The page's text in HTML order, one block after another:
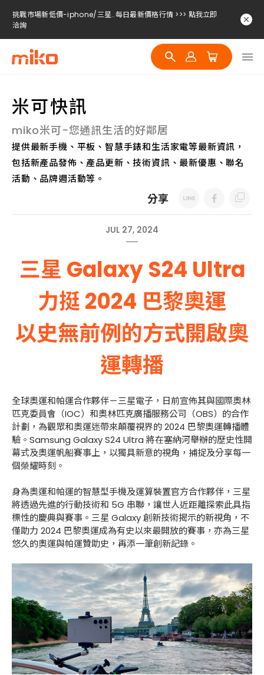
挑戰市場新低價-iphone/三星..每日最新價格行情 >>> 點我立即
洽詢
挑戰市場新低價-iphone/三星..每日最新價格行情 >>> 點我立即
洽詢
挑戰市場新低價-iphone/三星..每日最新價格行情 >>> 點我立即
米可快訊
miko米可-您通訊生活的好鄰居
提供最新手機、平板、智慧手錶和生活家電等最新資訊，
包括新產品發佈、產品更新、技術資訊、最新優惠、聯名
活動、品牌週活動等。
分享
JUL 27, 2024
三星 Galaxy S24 Ultra
力挺 2024 巴黎奧運
以史無前例的方式開啟奧
運轉播
全球奧運和帕運合作夥伴－三星電子，日前宣佈其與國際奧林
匹克委員會（IOC）和奧林匹克廣播服務公司（OBS）的合作
計劃，為觀眾和奧運迷帶來顛覆視界的 2024 巴黎奧運轉播體
驗。Samsung Galaxy S24 Ultra 將在塞納河舉辦的歷史性開
幕式及奧運帆船賽事上，以獨具新意的視角，捕捉及分享每一
個榮耀時刻。
身為奧運和帕運的智慧型手機及運算裝置官方合作夥伴，三星
將透過先進的行動技術和 5G 串聯，讓世人近距離探索此具指
標性的慶典與賽事。三星 Galaxy 創新技術揭示的新視角，不
僅助力 2024 巴黎奧運成為有史以來最開放的賽事，亦為三星
悠久的奧運與帕運贊助史，再添一筆創新記錄。